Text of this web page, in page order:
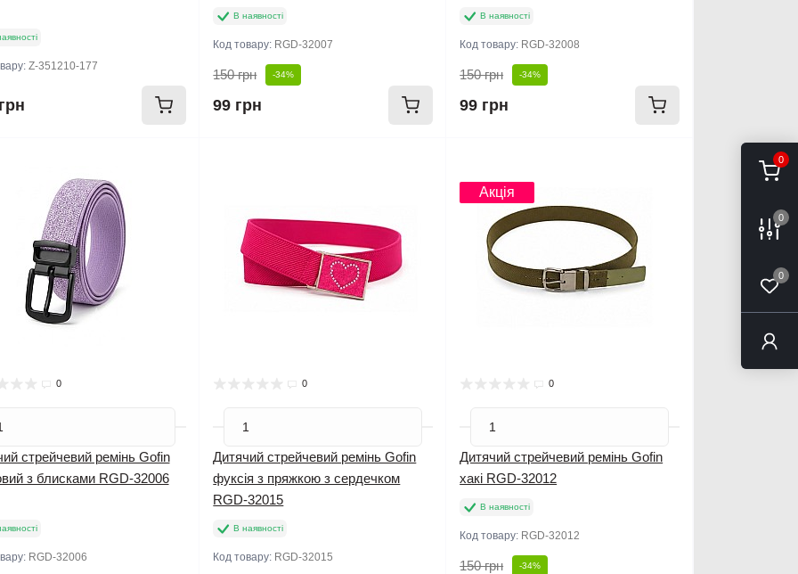
0
0
0
Z-351210-177
В наявності
Код товару: RGD-32007
150 грн -34%
99 грн
В наявності
Код товару: RGD-32008
150 грн -34%
99 грн
0
стрейчевий ремінь Gofin
з блисками RGD-32006
RGD-32006
0
Дитячий стрейчевий ремінь Gofin
фуксія з пряжкою з сердечком
RGD-32015
В наявності
Код товару: RGD-32015
Акція
0
Дитячий стрейчевий ремінь Gofin
хакі RGD-32012
В наявності
Код товару: RGD-32012
150 грн -34%